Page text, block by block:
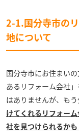
2-1.国分寺市の
地について
国分寺市にお住まい
あるリフォーム会社
はありませんが、も
けてくれるリフォー
社を見つけられるかも